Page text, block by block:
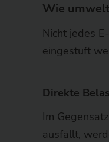
Wie
Nicht jedes
eingestuft
Direkte
Im
ausfällt,